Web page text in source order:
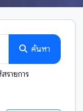
ค้นหา
รายการ